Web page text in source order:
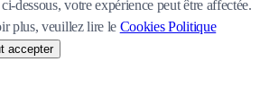
dessous, votre expérience peut être affectée.
plus, veuillez lire le Cookies Politique
accepter